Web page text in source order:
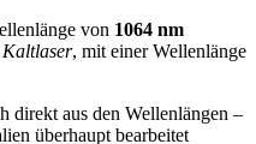
von 1064 nm
Kaltlaser, mit einer Wellenlänge
direkt aus den Wellenlängen –
überhaupt bearbeitet